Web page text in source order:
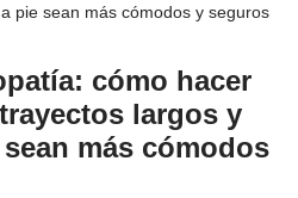
pie sean más cómodos y seguros
cómo hacer
largos y
más cómodos